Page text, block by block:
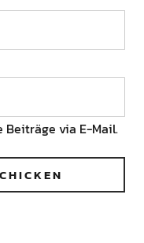
Beiträge via E-Mail.